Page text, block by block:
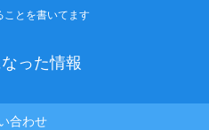
ことを書いてます
った情報
合わせ